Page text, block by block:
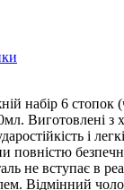
набір 6
Виготовлені з
і
повністю
не вступає в
Відмінний